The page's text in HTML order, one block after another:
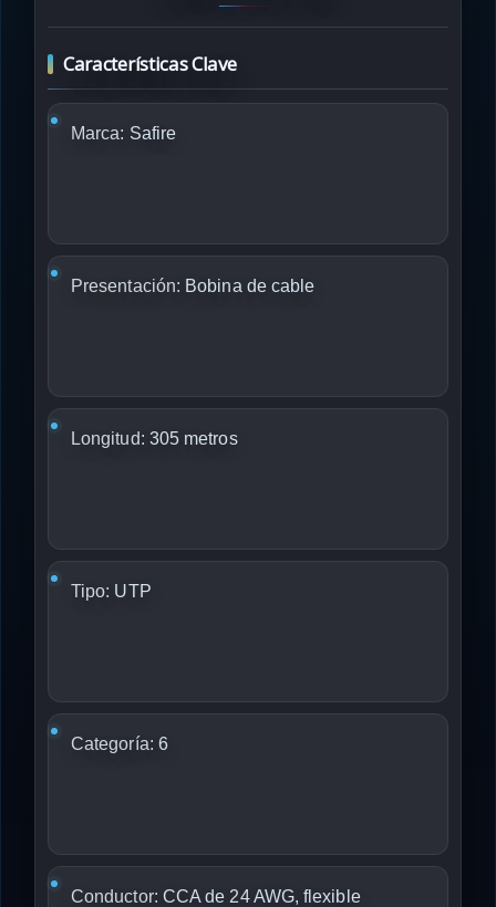
Características Clave
Marca: Safire
Presentación: Bobina de cable
Longitud: 305 metros
Tipo: UTP
Categoría: 6
Conductor: CCA de 24 AWG, flexible